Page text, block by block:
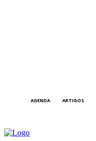
AGENDA ARTIGOS